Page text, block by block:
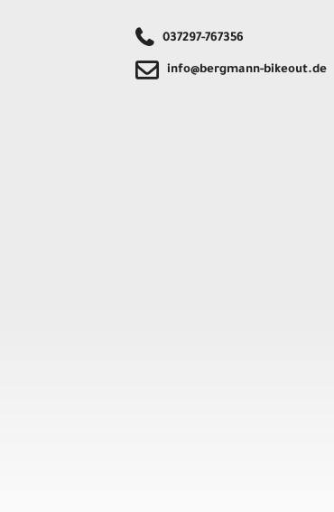
037297-767356
info@bergmann-bikeout.de